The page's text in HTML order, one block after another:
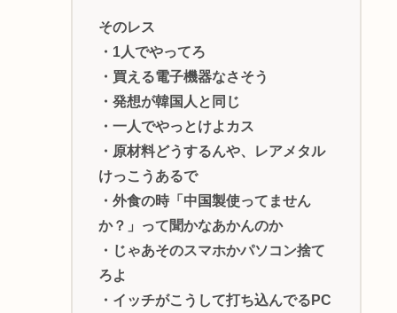
そのレス
・1人でやってろ
・買える電子機器なさそう
・発想が韓国人と同じ
・一人でやっとけよカス
・原材料どうするんや、レアメタル
けっこうあるで
・外食の時「中国製使ってません
か？」って聞かなあかんのか
・じゃあそのスマホかパソコン捨て
ろよ
・イッチがこうして打ち込んでるPC